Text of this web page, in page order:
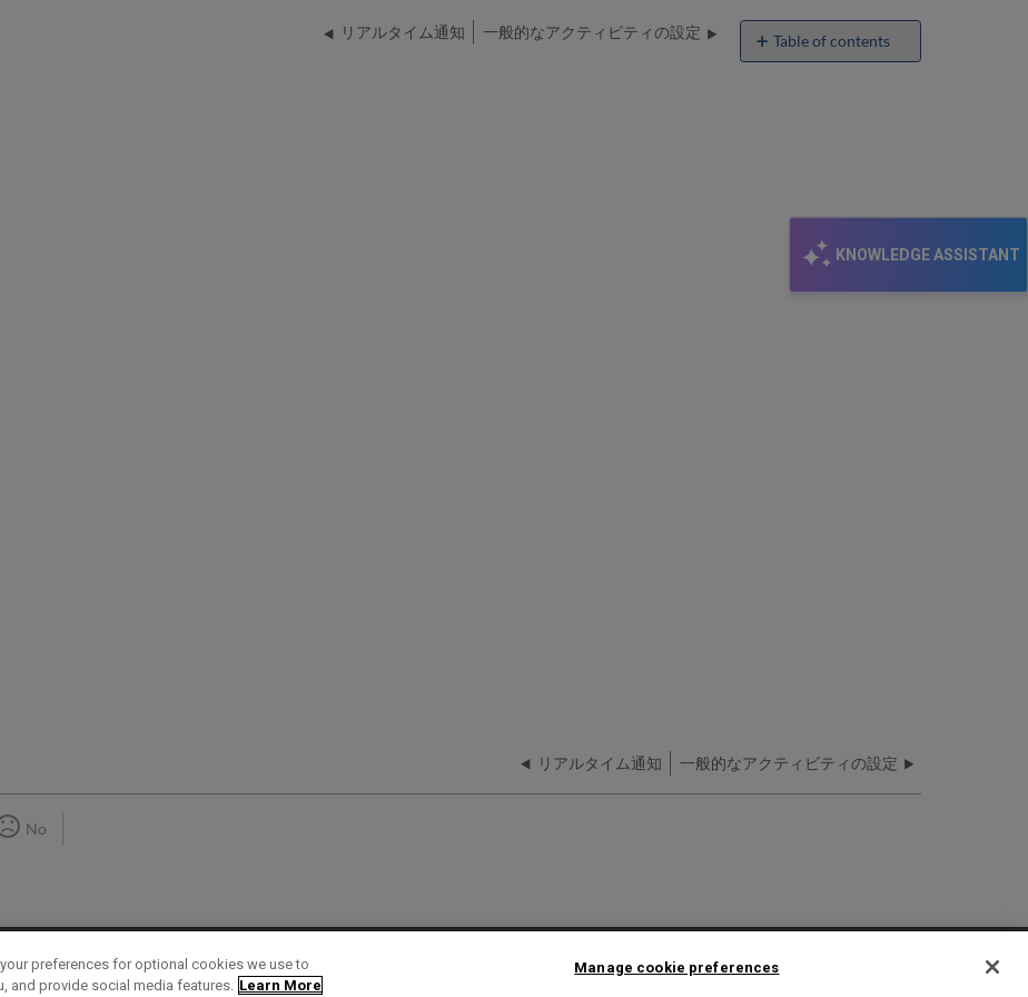
KNOWLEDGE ASSISTANT
Table of contents
No
リアルタイム通知 一般的なアクティビティの設定
リアルタイム通知 一般的なアクティビティの設定
No
2025 Ex Libris. All rights reserved
preferences for optional cookies we use to
and provide social media features. Learn More
Manage cookie preferences